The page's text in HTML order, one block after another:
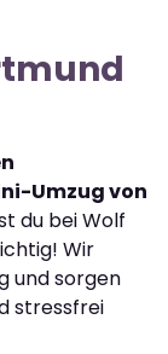
Umzug von
du bei Wolf
Wir
und sorgen
stressfrei